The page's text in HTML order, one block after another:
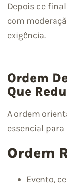
Depois de
com
exigência.
Ordem
Que
A ordem
essencial
Ordem
Evento,